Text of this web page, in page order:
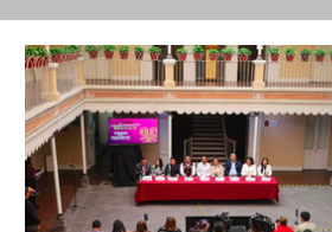
Municipios Cultura